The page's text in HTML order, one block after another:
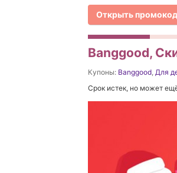
Открыть промокод
Banggood,
Купоны: Banggood, Для
Срок истек, но может